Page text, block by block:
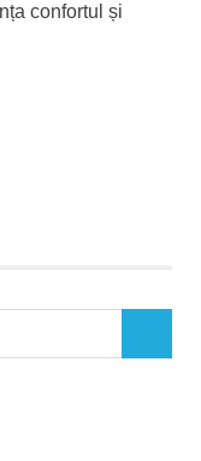
confortul și